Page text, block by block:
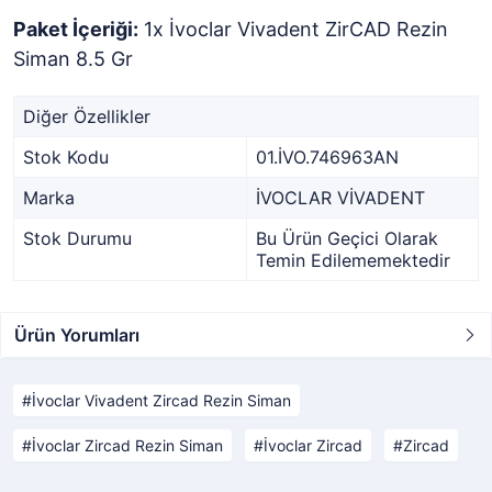
Paket İçeriği: 1x İvoclar Vivadent ZirCAD Rezin
Siman 8.5 Gr
Diğer Özellikler
Stok Kodu
01.İVO.746963AN
Marka
İVOCLAR VİVADENT
Stok Durumu
Bu Ürün Geçici Olarak
Temin Edilememektedir
Ürün Yorumları
İvoclar Vivadent Zircad Rezin Siman
İvoclar Zircad Rezin Siman İvoclar Zircad Zircad